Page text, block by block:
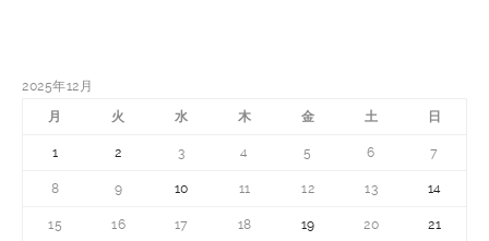
2025年12月
月
火 水 木 金 土 日
1 2 3 4 5 6 7
8 9 10 11 12 13 14
15 16 17 18 19 20 21